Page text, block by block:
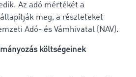
Az adó mértékét a
meg, a részleteket
Adó- és Vámhivatal (NAV).
költségeinek